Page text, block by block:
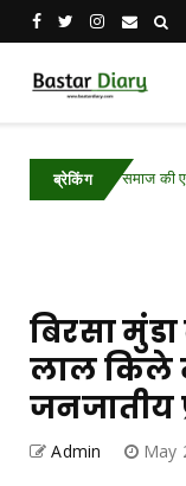
ब्रेकिंग
समाज की एकजुटता
बिरसा
लाल किले
जनजातीय
Admin May